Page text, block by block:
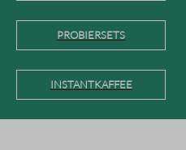
PROBIERSETS
INSTANTKAFFEE